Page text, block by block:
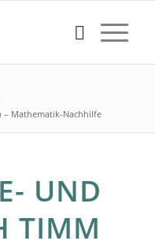
– Mathematik-Nachhilfe
UND
TIMM